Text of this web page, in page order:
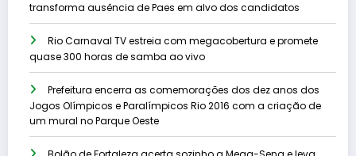
transforma ausência de Paes em alvo dos candidatos
Rio Carnaval TV estreia com megacobertura e promete
quase 300 horas de samba ao vivo
Prefeitura encerra as comemorações dos dez anos dos
Jogos Olímpicos e Paralímpicos Rio 2016 com a criação de
um mural no Parque Oeste